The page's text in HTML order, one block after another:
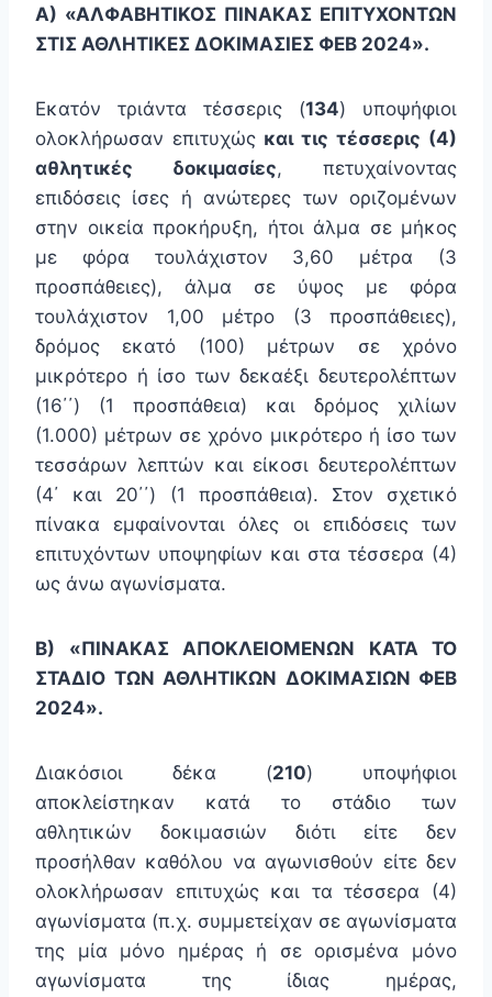
Α) «ΑΛΦΑΒΗΤΙΚΟΣ ΠΙΝΑΚΑΣ ΕΠΙΤΥΧΟΝΤΩΝ
ΣΤΙΣ ΑΘΛΗΤΙΚΕΣ ΔΟΚΙΜΑΣΙΕΣ ΦΕΒ 2024».
Εκατόν τριάντα τέσσερις (134) υποψήφιοι
ολοκλήρωσαν επιτυχώς και τις τέσσερις (4)
αθλητικές δοκιμασίες, πετυχαίνοντας
επιδόσεις ίσες ή ανώτερες των οριζομένων
στην οικεία προκήρυξη, ήτοι άλμα σε μήκος
με φόρα τουλάχιστον 3,60 μέτρα (3
προσπάθειες), άλμα σε ύψος με φόρα
τουλάχιστον 1,00 μέτρο (3 προσπάθειες),
δρόμος εκατό (100) μέτρων σε χρόνο
μικρότερο ή ίσο των δεκαέξι δευτερολέπτων
(16΄΄) (1 προσπάθεια) και δρόμος χιλίων
(1.000) μέτρων σε χρόνο μικρότερο ή ίσο των
τεσσάρων λεπτών και είκοσι δευτερολέπτων
(4΄ και 20΄΄) (1 προσπάθεια). Στον σχετικό
πίνακα εμφαίνονται όλες οι επιδόσεις των
επιτυχόντων υποψηφίων και στα τέσσερα (4)
ως άνω αγωνίσματα.
Β) «ΠΙΝΑΚΑΣ ΑΠΟΚΛΕΙΟΜΕΝΩΝ ΚΑΤΑ ΤΟ
ΣΤΑΔΙΟ ΤΩΝ ΑΘΛΗΤΙΚΩΝ ΔΟΚΙΜΑΣΙΩΝ ΦΕΒ
2024».
Διακόσιοι δέκα (210) υποψήφιοι
αποκλείστηκαν κατά το στάδιο των
αθλητικών δοκιμασιών διότι είτε δεν
προσήλθαν καθόλου να αγωνισθούν είτε δεν
ολοκλήρωσαν επιτυχώς και τα τέσσερα (4)
αγωνίσματα (π.χ. συμμετείχαν σε αγωνίσματα
της μία μόνο ημέρας ή σε ορισμένα μόνο
αγωνίσματα της ίδιας ημέρας,